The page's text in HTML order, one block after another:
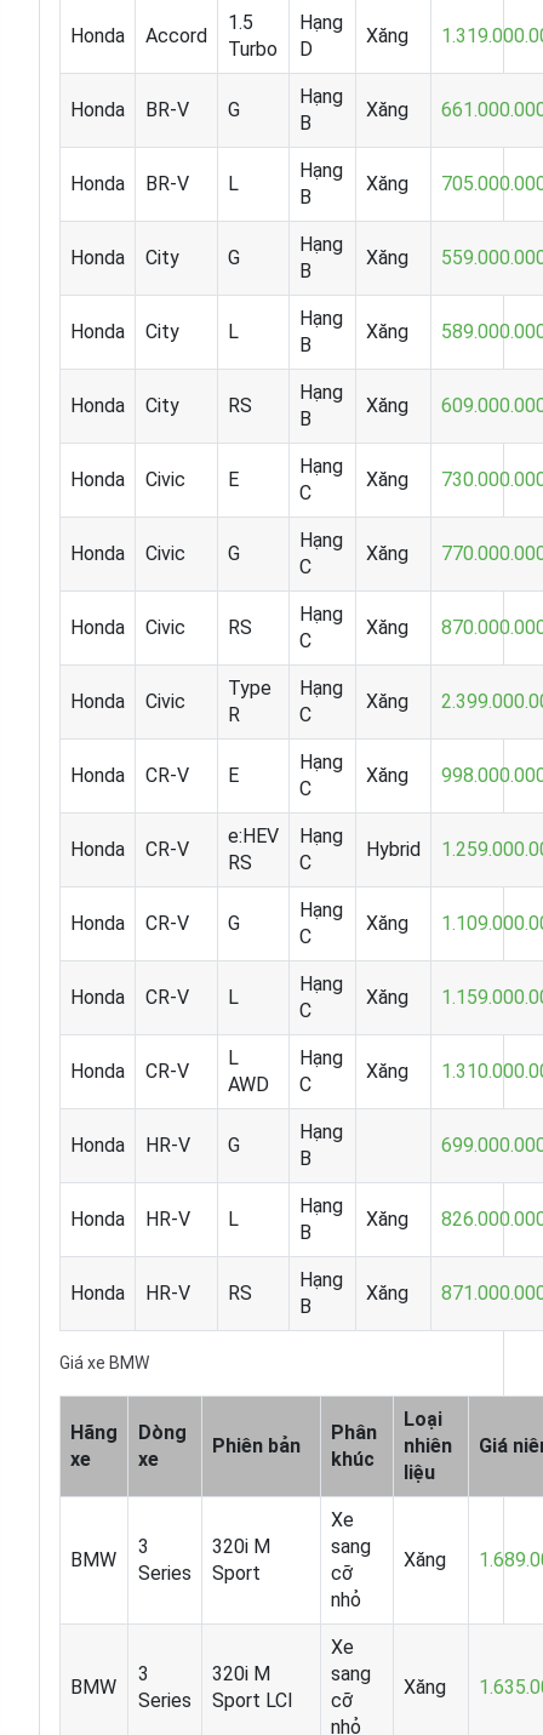
Honda Accord
1.5
Turbo
Hạng
D
Xăng
Honda BR-V G
Hạng
B
Xăng
Honda BR-V L
Hạng
B
Xăng
Honda City G
Hạng
B
Xăng
Honda City L
Hạng
B
Xăng
Honda City RS
Hạng
B
Xăng
Honda Civic E
Hạng
C
Xăng
Honda Civic G
Hạng
C
Xăng
Honda Civic RS
Hạng
C
Xăng
Honda Civic
Type
R
Hạng
C
Xăng
Honda CR-V E
Hạng
C
Xăng
Honda CR-V
e:HEV
RS
Hạng
C
Hybrid
Honda CR-V G
Hạng
C
Xăng
Honda CR-V L
Hạng
C
Xăng
Honda CR-V
L
AWD
Hạng
C
Xăng
Honda HR-V G
Hạng
B
Honda HR-V L
Hạng
B
Xăng
Honda HR-V RS
Hạng
B
Xăng
Giá xe BMW
Hãng
xe
Dòng
xe
Phiên bản
Phân
khúc
Loại
nhiên
liệu
Giá
BMW
3
Series
320i M
Sport
Xe
sang
cỡ
nhỏ
Xăng
BMW
3
Series
320i M
Sport LCI
Xe
sang
cỡ
nhỏ
Xăng